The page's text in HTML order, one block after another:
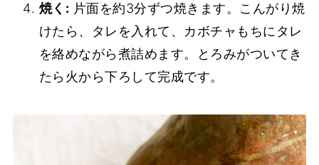
焼く: 片面を約3分ずつ焼きます。こんがり焼
けたら、タレを入れて、カボチャもちにタレ
を絡めながら煮詰めます。とろみがついてき
たら火から下ろして完成です。